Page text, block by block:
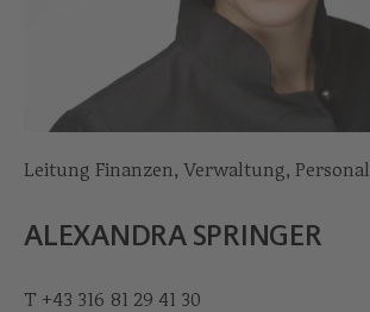
Leitung Finanzen, Verwaltung, Personal
ALEXANDRA SPRINGER
T +43 316 81 29 41 30